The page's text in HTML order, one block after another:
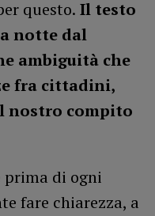
questo. Il testo
notte dal
ambiguità che
fra cittadini,
nostro compito
prima di ogni
fare chiarezza, a